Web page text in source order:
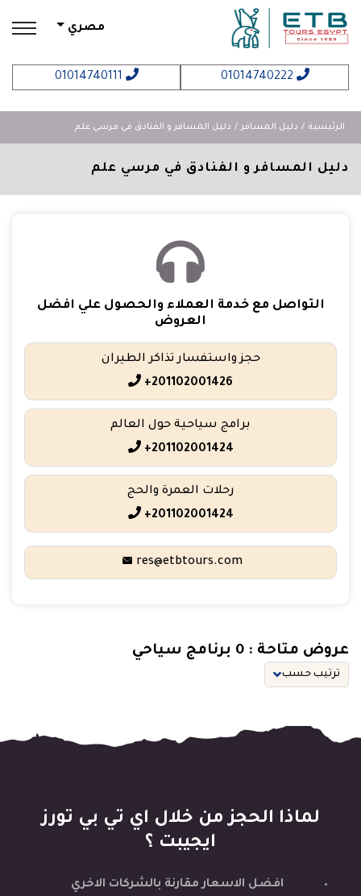
مصري
الرئيسية دليل المسافر دليل المسافر و الفنادق في مرسي علم
دليل المسافر و الفنادق في مرسي علم
التواصل مع خدمة العملاء والحصول علي افضل
العروض
حجز واستفسار تذاكر الطيران
+201102001426
برامج سياحية حول العالم
+201102001424
رحلات العمرة والحج
+201102001424
res@etbtours.com
عروض متاحة : 0 برنامج سياحي
ترتيب حسب
لماذا الحجز من خلال اي تي بي تورز
ايجيبت ؟
افضل الاسعار مقارنة بالشركات الاخري